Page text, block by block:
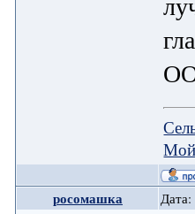
росомашка